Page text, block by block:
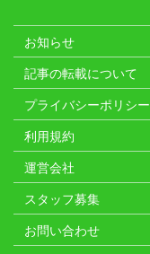
お知らせ
記事の転載について
プライバシーポリシー
利用規約
運営会社
スタッフ募集
お問い合わせ